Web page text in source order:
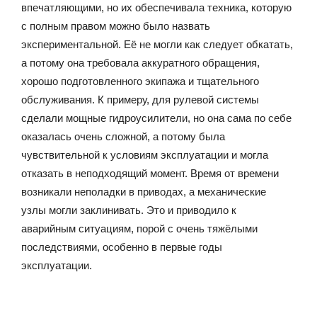
впечатляющими, но их обеспечивала техника, которую
с полным правом можно было назвать
экспериментальной. Её не могли как следует обкатать,
а потому она требовала аккуратного обращения,
хорошо подготовленного экипажа и тщательного
обслуживания. К примеру, для рулевой системы
сделали мощные гидроусилители, но она сама по себе
оказалась очень сложной, а потому была
чувствительной к условиям эксплуатации и могла
отказать в неподходящий момент. Время от времени
возникали неполадки в приводах, а механические
узлы могли заклинивать. Это и приводило к
аварийным ситуациям, порой с очень тяжёлыми
последствиями, особенно в первые годы
эксплуатации.